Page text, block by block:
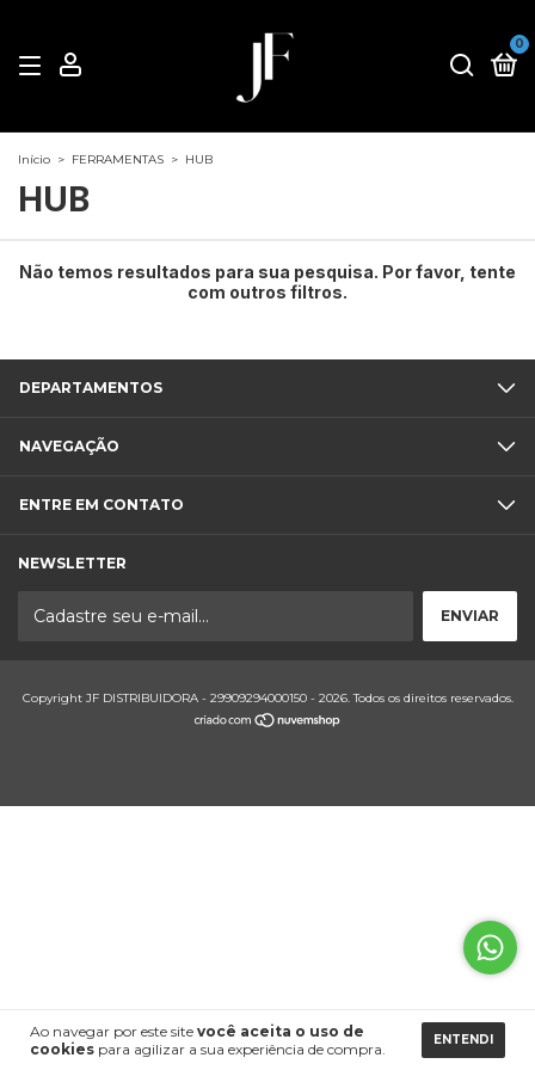
0
Ao navegar por este site você aceita o uso de
cookies para agilizar a sua experiência de compra.
ENTENDI
Início > FERRAMENTAS > HUB
HUB
Não temos resultados para sua pesquisa. Por favor, tente
com outros filtros.
DEPARTAMENTOS
NAVEGAÇÃO
ENTRE EM CONTATO
NEWSLETTER
Copyright JF DISTRIBUIDORA - 29909294000150 - 2026. Todos os direitos reservados.